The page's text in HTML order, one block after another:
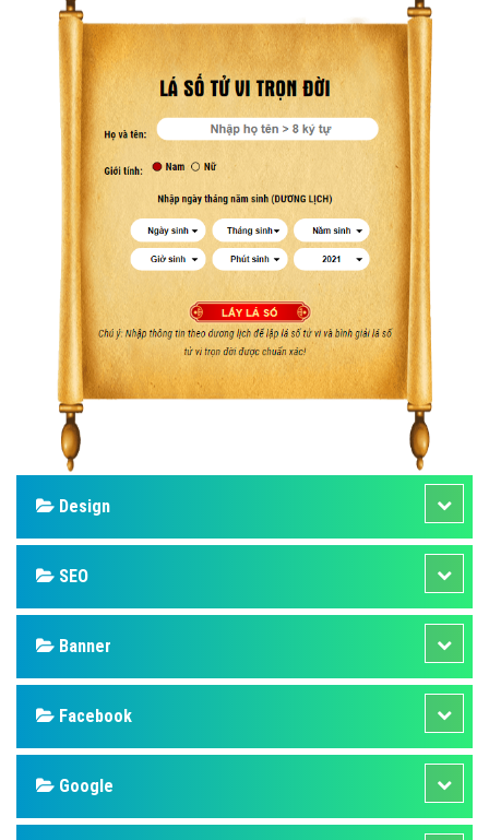
Design
SEO
Banner
Facebook
Google